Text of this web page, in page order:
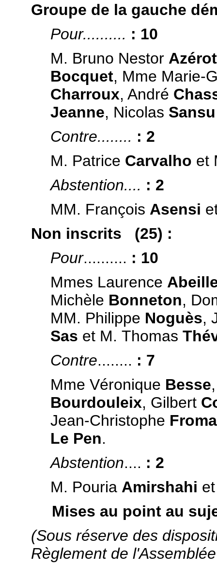
Groupe de la gauche
Pour.......... : 10
M. Bruno Nestor Azérot
Bocquet, Mme Marie-
Charroux, André
Jeanne, Nicolas Sansu
Contre........ : 2
M. Patrice Carvalho et
Abstention.... : 2
MM. François Asensi
Non inscrits (25) :
Pour.......... : 10
Mmes Laurence
Michèle Bonneton,
MM. Philippe Noguès,
Sas et M. Thomas
Contre........ : 7
Mme Véronique Besse
Bourdouleix, Gilbert
Jean-Christophe
Le Pen.
Abstention.... : 2
M. Pouria Amirshahi
Mises au point au
(Sous réserve des
Règlement de